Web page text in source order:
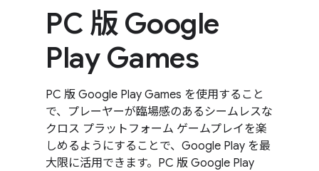
PC 版 Google
Play Games
PC 版 Google Play Games を使用すること
で、プレーヤーが臨場感のあるシームレスな
クロス プラットフォーム ゲームプレイを楽
しめるようにすることで、Google Play を最
大限に活用できます。PC 版 Google Play